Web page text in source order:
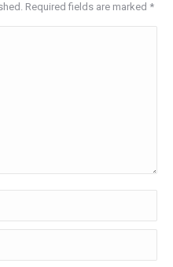
Required fields are marked *